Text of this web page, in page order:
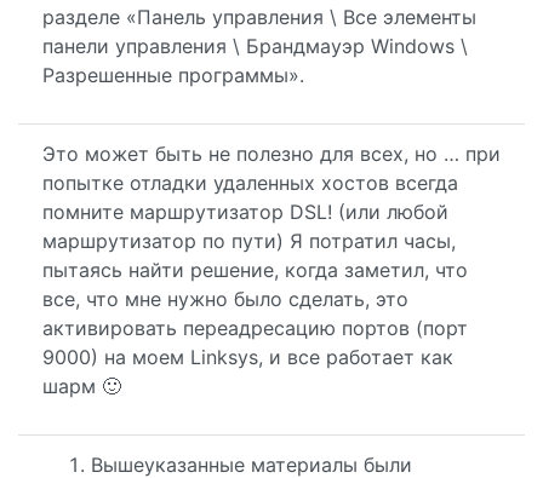
разделе «Панель управления \ Все элементы
панели управления \ Брандмауэр Windows \
Разрешенные программы».
Это может быть не полезно для всех, но … при
попытке отладки удаленных хостов всегда
помните маршрутизатор DSL! (или любой
маршрутизатор по пути) Я потратил часы,
пытаясь найти решение, когда заметил, что
все, что мне нужно было сделать, это
активировать переадресацию портов (порт
9000) на моем Linksys, и все работает как
шарм 🙂
Вышеуказанные материалы были